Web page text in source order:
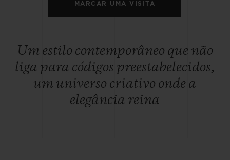
MARCAR UMA VISITA
Um estilo contemporâneo que não
liga para códigos preestabelecidos,
um universo criativo onde a
elegância reina